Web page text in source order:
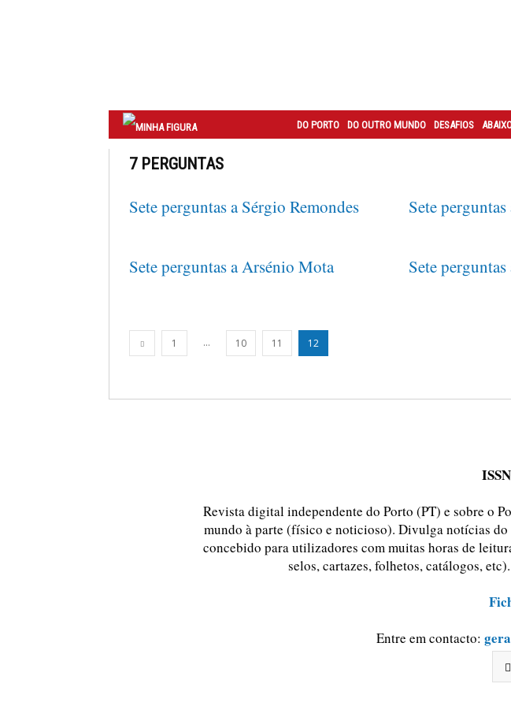
DO PORTO DO OUTRO MUNDO DESAFIOS
7 PERGUNTAS
Sete perguntas a Sérgio Remondes Sete
Sete perguntas a Arsénio Mota Sete
1 ... 10 11 12
Revista digital independente do Porto (PT) e sobre o
mundo à parte (físico e noticioso). Divulga notícias
concebido para utilizadores com muitas horas de
selos, cartazes, folhetos, catálogos,
Entre em contacto: